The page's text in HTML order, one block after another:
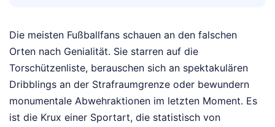
Die meisten Fußballfans schauen an den falschen
Orten nach Genialität. Sie starren auf die
Torschützenliste, berauschen sich an spektakulären
Dribblings an der Strafraumgrenze oder bewundern
monumentale Abwehraktionen im letzten Moment. Es
ist die Krux einer Sportart, die statistisch von